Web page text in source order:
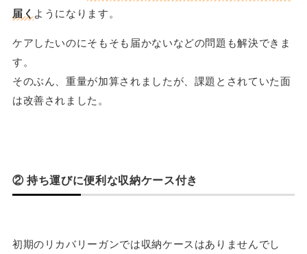
届くようになります。
ケアしたいのにそもそも届かないなどの問題も解決できま
す。
そのぶん、重量が加算されましたが、課題とされていた面
は改善されました。
② 持ち運びに便利な収納ケース付き
初期のリカバリーガンでは収納ケースはありませんでし